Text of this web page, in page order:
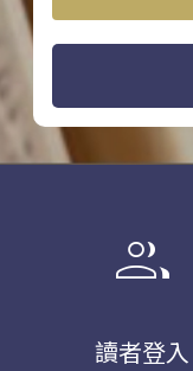
group
讀者登入